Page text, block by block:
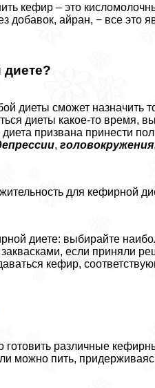
кефир – это
добавок, айран, − все это
диеты сможет
диеты какое-то время,
призвана принести
,головокружения
для кефирной
диете: выбирайте
если приняли
кефир,
различные
можно пить,